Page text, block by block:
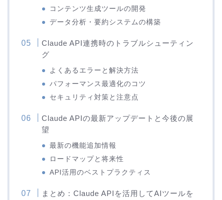
コンテンツ生成ツールの開発
データ分析・要約システムの構築
Claude API連携時のトラブルシューティン
グ
よくあるエラーと解決方法
パフォーマンス最適化のコツ
セキュリティ対策と注意点
Claude APIの最新アップデートと今後の展
望
最新の機能追加情報
ロードマップと将来性
API活用のベストプラクティス
まとめ：Claude APIを活用してAIツールを